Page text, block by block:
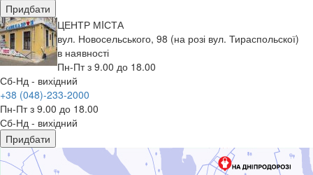
Придбати
ЦЕНТР МIСТА
вул. Новосельського, 98 (на розі вул. Тираспольскої)
в наявності
Пн-Пт з 9.00 до 18.00
Сб-Нд - вихідний
+38 (048)-233-2000
Пн-Пт з 9.00 до 18.00
Сб-Нд - вихідний
Придбати